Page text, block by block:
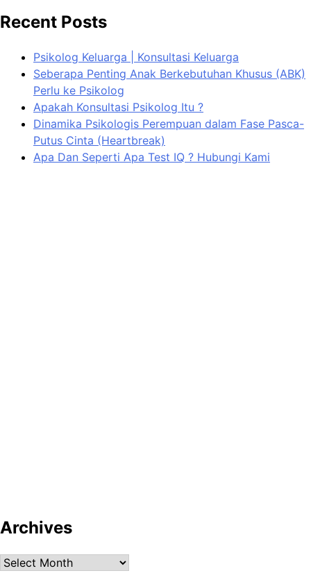
Recent Posts
Psikolog Keluarga | Konsultasi Keluarga
Seberapa Penting Anak Berkebutuhan Khusus (ABK)
Perlu ke Psikolog
Apakah Konsultasi Psikolog Itu ?
Dinamika Psikologis Perempuan dalam Fase Pasca-
Putus Cinta (Heartbreak)
Apa Dan Seperti Apa Test IQ ? Hubungi Kami
Archives
Archives